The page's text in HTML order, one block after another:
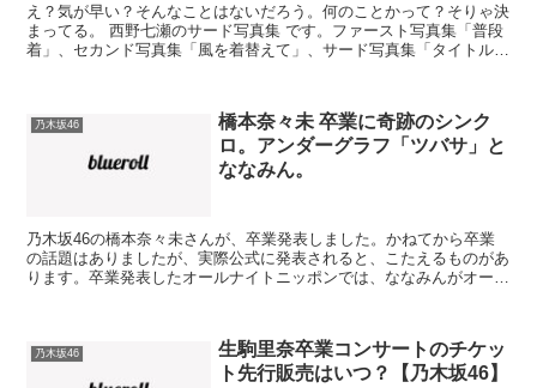
え？気が早い？そんなことはないだろう。何のことかって？そりゃ決
まってる。 西野七瀬のサード写真集 です。ファースト写真集「普段
着」、セカンド写真集「風を着替えて」、サード写真集「タイトル未
乃木坂46
橋本奈々未 卒業に奇跡のシンク
ロ。アンダーグラフ「ツバサ」と
ななみん。
乃木坂46の橋本奈々未さんが、卒業発表しました。かねてから卒業
の話題はありましたが、実際公式に発表されると、こたえるものがあ
ります。卒業発表したオールナイトニッポンでは、ななみんがオーデ
乃木坂46
生駒里奈卒業コンサートのチケッ
ト先行販売はいつ？【乃木坂46】